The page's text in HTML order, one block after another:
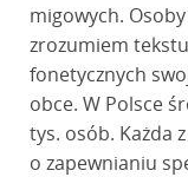
migowych.
zrozumiem
fonetycznych
obce. W Polsce
tys. osób. Każda
o zapewnianiu